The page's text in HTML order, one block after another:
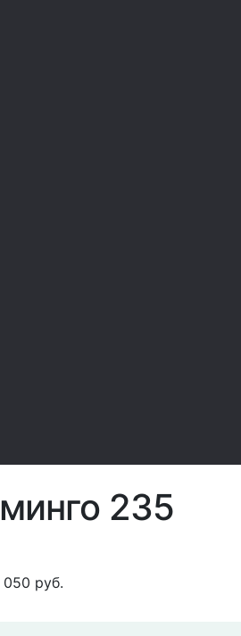
235
050 руб.